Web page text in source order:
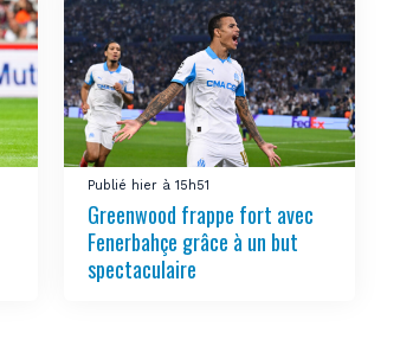
Publié hier à 15h51
Greenwood frappe fort avec
Fenerbahçe grâce à un but
spectaculaire